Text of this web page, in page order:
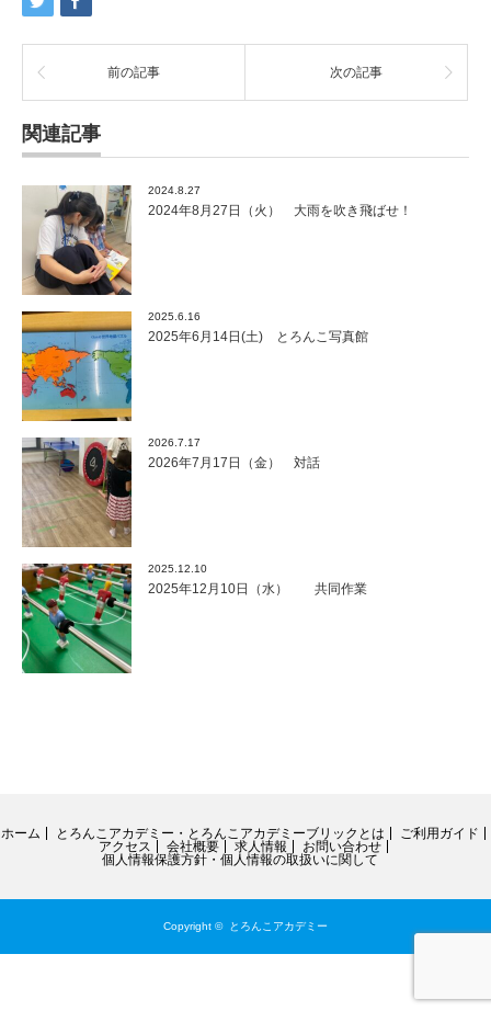
前の記事 次の記事
関連記事
2024.8.27
2024年8月27日（火） 大雨を吹き飛ばせ！
2025.6.16
2025年6月14日(土) とろんこ写真館
2026.7.17
2026年7月17日（金） 対話
2025.12.10
2025年12月10日（水） 共同作業
ホーム とろんこアカデミー・とろんこアカデミーブリックとは
ご利用ガイド
アクセス
会社概要 求人情報
お問い合わせ
個人情報保護方針・個人情報の取扱いに関して
Copyright © とろんこアカデミー